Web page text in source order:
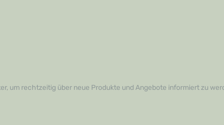
um rechtzeitig über neue Produkte und Angebote informiert zu